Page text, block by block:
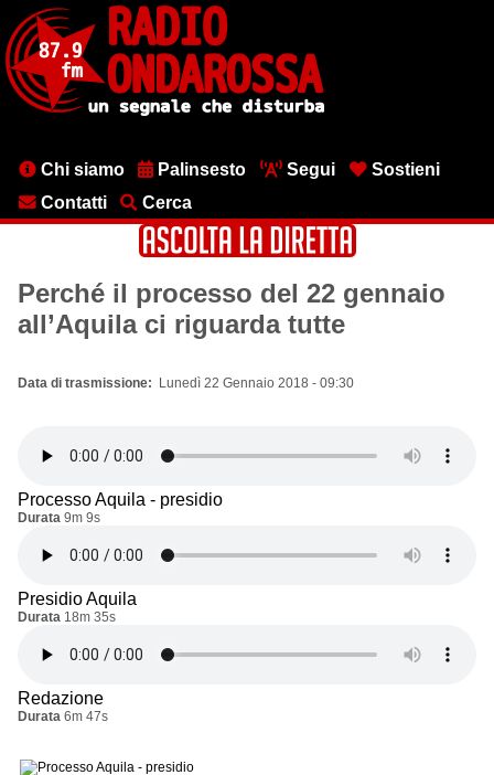
contenuto
principale
MenuChi siamo Palinsesto Segui
Sostieni
Contatti
Cerca
Perché il processo del 22 gennaio
all’Aquila ci riguarda tutte
Data di trasmissione Lunedì 22 Gennaio 2018 - 09:30
Processo Aquila - presidio
Durata 9m 9s
Presidio Aquila
Durata 18m 35s
Redazione
Durata 6m 47s